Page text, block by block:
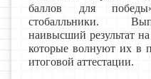
баллов для
стобалльники.
наивысший результат
которые волнуют их в
итоговой аттестации.